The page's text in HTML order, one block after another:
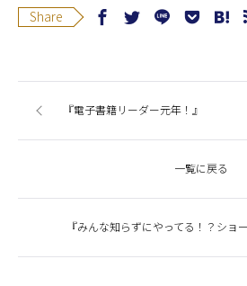
Share
『電子書籍リーダー元年！』
一覧に戻る